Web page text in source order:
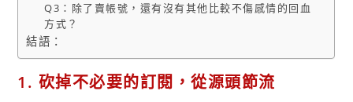
Q3：除了賣帳號，還有沒有其他比較不傷感情的回血
方式？
結語：
1. 砍掉不必要的訂閱，從源頭節流